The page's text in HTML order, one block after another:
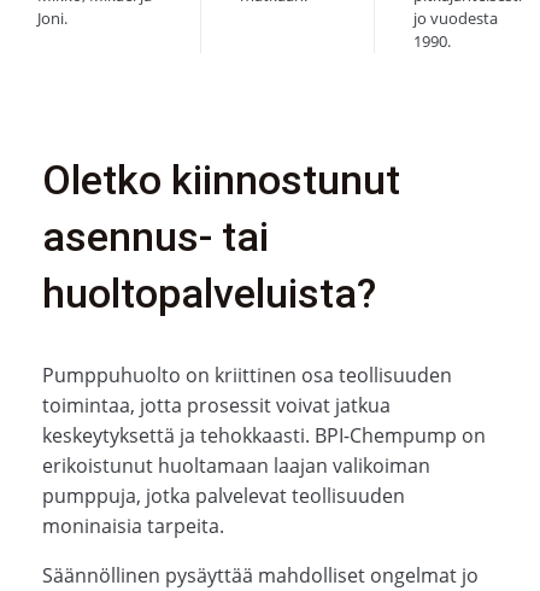
Joni.
jo vuodesta
1990.
Oletko kiinnostunut
asennus- tai
huoltopalveluista?
Pumppuhuolto on kriittinen osa teollisuuden
toimintaa, jotta prosessit voivat jatkua
keskeytyksettä ja tehokkaasti. BPI-Chempump on
erikoistunut huoltamaan laajan valikoiman
pumppuja, jotka palvelevat teollisuuden
moninaisia tarpeita.
Säännöllinen pysäyttää mahdolliset ongelmat jo